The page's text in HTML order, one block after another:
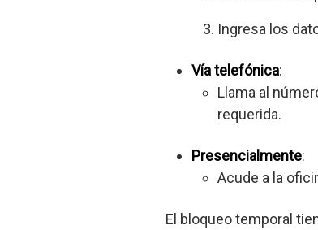
Ingresa los
Vía telefónica:
Llama al
requerida.
Presencialmente:
Acude a la
El bloqueo temporal